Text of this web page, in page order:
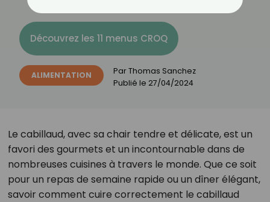
Découvrez les 11 menus CROQ
ALIMENTATION ParThomas Sanchez
Publié le 27/04/2024
Le cabillaud, avec sa chair tendre et délicate, est un
favori des gourmets et un incontournable dans de
nombreuses cuisines à travers le monde. Que ce soit
pour un repas de semaine rapide ou un dîner élégant,
savoir comment cuire correctement le cabillaud